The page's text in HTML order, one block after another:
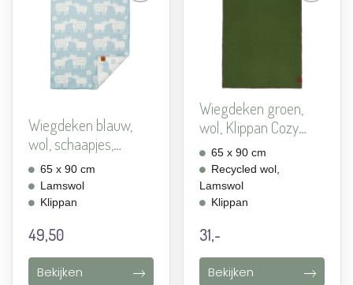
Aan
verlanglijst
toevoegen
Wiegdeken blauw,
wol, schaapjes,
Klippan...
65 x 90 cm
Lamswol
Klippan
49,50
Bekijken
verlanglijst
toevoegen
Wiegdeken groen,
wol, Klippan Cozy
Baby ...
65 x 90 cm
Recycled wol,
Lamswol
Klippan
31,-
Bekijken